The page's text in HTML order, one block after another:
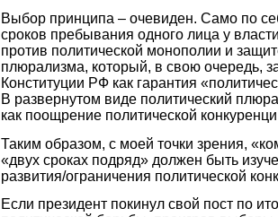
Выбор принципа – очевиден. Само по
сроков пребывания одного лица у
против политической монополии и
плюрализма, который, в свою очередь,
Конституции РФ как гарантия
В развернутом виде политический
как поощрение политической
Таким образом, с моей точки зрения,
«двух сроках подряд» должен быть
развития/ограничения политической
Если президент покинул свой пост по